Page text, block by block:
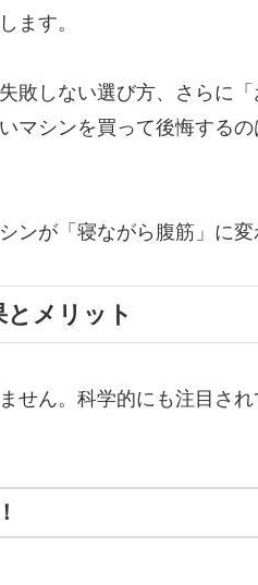
ます。
敗しない選び方、さらに
マシンを買って後悔する
ンが「寝ながら腹筋」に変
メリット
ん。科学的にも注目され